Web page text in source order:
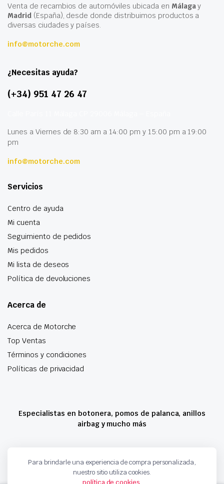
Venta de recambios de automóviles ubicada en Málagay
Madrid(España), desde donde distribuimos productos a
diversas ciudades y países.
info@motorche.com
¿Necesitas ayuda?
(+34) 951 47 26 47
Lunes a Viernes de 8:30 am a 14:00 pm y 15:00 pm a 19:00
pm
info@motorche.com
Servicios
Centro de ayuda
Mi cuenta
Seguimiento de pedidos
Mis pedidos
Mi lista de deseos
Política de devoluciones
Acerca de
Acerca de Motorche
Top Ventas
Términos y condiciones
Políticas de privacidad
Especialistas en botonera, pomos de palanca, anillos
airbag y mucho más
Copyright 2024 © Motorche Autoparts. Todos los derechos reservados
Para brindarle una experiencia de compra personalizada,
nuestro sitio utiliza cookies.
política de cookies